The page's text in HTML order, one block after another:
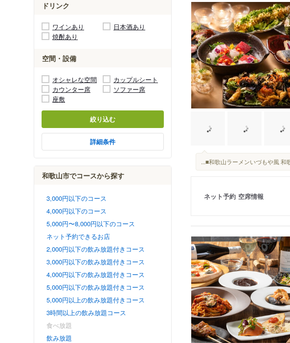
ドリンク
ワインあり
日本酒あり
焼酎あり
空間・設備
オシャレな空間
カップルシート
カウンター席
ソファー席
座敷
絞り込む
詳細条件
和歌山市でコースから探す
3,000円以下のコース
4,000円以下のコース
5,000円〜8,000円以下のコース
ネット予約できるお店
2,000円以下の飲み放題付きコース
3,000円以下の飲み放題付きコース
4,000円以下の飲み放題付きコース
5,000円以下の飲み放題付きコース
5,000円以上の飲み放題付きコース
3時間以上の飲み放題コース
食べ放題
飲み放題
...■和歌山ラーメンいづもや風 和
ネット予約 空席情報